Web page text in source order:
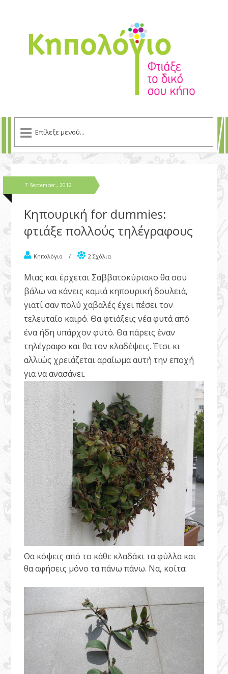
7 September , 2012
Κηπουρική for dummies:
φτιάξε πολλούς τηλέγραφους
Κηπολόγιο / 2 Σχόλια
Μιας και έρχεται Σαββατοκύριακο θα σου
βάλω να κάνεις καμιά κηπουρική δουλειά,
γιατί σαν πολύ χαβαλές έχει πέσει τον
τελευταίο καιρό. Θα φτιάξεις νέα φυτά από
ένα ήδη υπάρχον φυτό. Θα πάρεις έναν
τηλέγραφο και θα τον κλαδέψεις. Έτσι κι
αλλιώς χρειάζεται αραίωμα αυτή την εποχή
για να ανασάνει.
Θα κόψεις από το κάθε κλαδάκι τα φύλλα και
θα αφήσεις μόνο τα πάνω πάνω. Να, κοίτα: